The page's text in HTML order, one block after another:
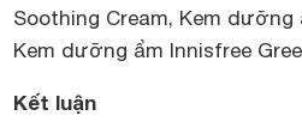
Soothing Cream, Kem dưỡng
Kem dưỡng ẩm Innisfree
Kết luận